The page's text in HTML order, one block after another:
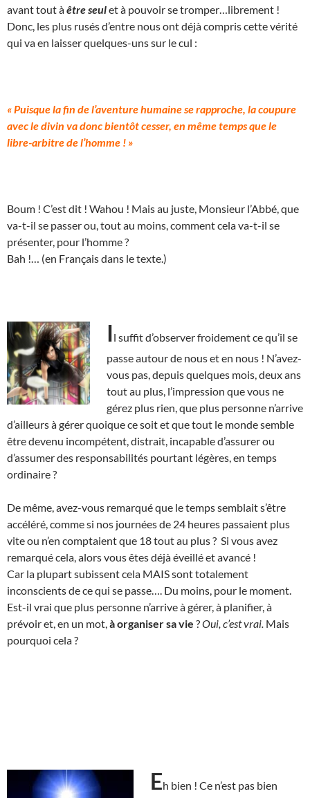
avant tout àêtre seulet à pouvoir se tromper…librement !
Donc, les plus rusés d’entre nous ont déjà compris cette vérité
qui va en laisser quelques-uns sur le cul :
« Puisque la fin de l’aventure humaine se rapproche, la coupure
avec le divin va donc bientôt cesser, en même temps que le
libre-arbitre de l’homme ! »
Boum ! C’est dit ! Wahou ! Mais au juste, Monsieur l’Abbé, que
va-t-il se passer ou, tout au moins, comment cela va-t-il se
présenter, pour l’homme ?
Bah !… (en Français dans le texte.)
Il suffit d’observer froidement ce qu’il se
passe autour de nous et en nous ! N’avez-
vous pas, depuis quelques mois, deux ans
tout au plus, l’impression que vous ne
gérez plus rien, que plus personne n’arrive
d’ailleurs à gérer quoique ce soit et que tout le monde semble
être devenu incompétent, distrait, incapable d’assurer ou
d’assumer des responsabilités pourtant légères, en temps
ordinaire ?
De même, avez-vous remarqué que le temps semblait s’être
accéléré, comme si nos journées de 24 heures passaient plus
vite ou n’en comptaient que 18 tout au plus ? Si vous avez
remarqué cela, alors vous êtes déjà éveillé et avancé !
Car la plupart subissent cela MAIS sont totalement
inconscients de ce qui se passe…. Du moins, pour le moment.
Est-il vrai que plus personne n’arrive à gérer, à planifier, à
prévoir et, en un mot, à organiser sa vie ?Oui, c’est vrai. Mais
pourquoi cela ?
Eh bien ! Ce n’est pas bien